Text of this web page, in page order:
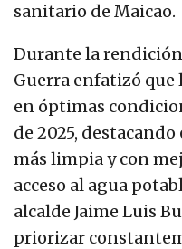
sanitario de Maicao.
Durante la
Guerra enfatizó que
en óptimas
de 2025,
más limpia y con
acceso al agua
alcalde Jaime Luis
priorizar